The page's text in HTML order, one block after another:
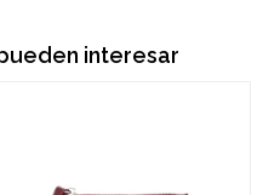
interesar